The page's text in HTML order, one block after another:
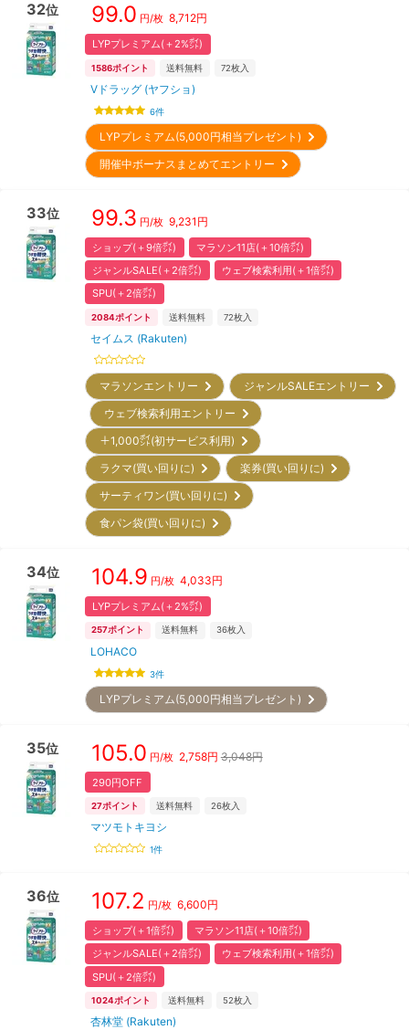
32位 99.0 円/枚 8,712円
LYPプレミアム(＋2%㌽)
1586ポイント 送料無料 72枚入
Vドラッグ (ヤフショ)
6件
LYPプレミアム(5,000円相当プレゼント)
開催中ボーナスまとめてエントリー
33位 99.3 円/枚 9,231 円
ショップ(＋9倍㌽)
マラソン11店(＋10倍㌽)
ジャンルSALE(＋2倍㌽)
ウェブ検索利用(＋1倍㌽)
SPU(＋2倍㌽)
2084ポイント 送料無料 72枚入
セイムス (Rakuten)
マラソンエントリー
ジャンルSALEエントリー
ウェブ検索利用エントリー
＋1,000㌽(初サービス利用)
ラクマ(買い回りに)
楽券(買い回りに)
サーティワン(買い回りに)
食パン袋(買い回りに)
34位 104.9 円/枚 4,033円
LYPプレミアム(＋2%㌽)
257ポイント 送料無料 36枚入
LOHACO
3件
LYPプレミアム(5,000円相当プレゼント)
35位 105.0 円/枚 2,758円 3,048円
290円OFF
27ポイント 送料無料 26枚入
マツモトキヨシ
1件
36位 107.2 円/枚 6,600円
ショップ(＋1倍㌽)
マラソン11店(＋10倍㌽)
ジャンルSALE(＋2倍㌽)
ウェブ検索利用(＋1倍㌽)
SPU(＋2倍㌽)
1024ポイント 送料無料 52枚入
杏林堂 (Rakuten)